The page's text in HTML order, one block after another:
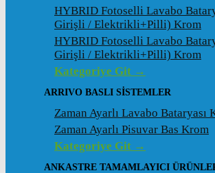
HYBRID Fotoselli Lavabo
Girişli / Elektrikli+Pilli) Krom
HYBRID Fotoselli Lavabo
Girişli / Elektrikli+Pilli) Krom
Kategoriye Git →
ARRIVO BASLI SİSTEMLER
Zaman Ayarlı Lavabo Bataryası
Zaman Ayarlı Pisuvar Bas Krom
Kategoriye Git →
ANKASTRE TAMAMLAYICI